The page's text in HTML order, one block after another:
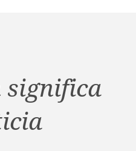
significa